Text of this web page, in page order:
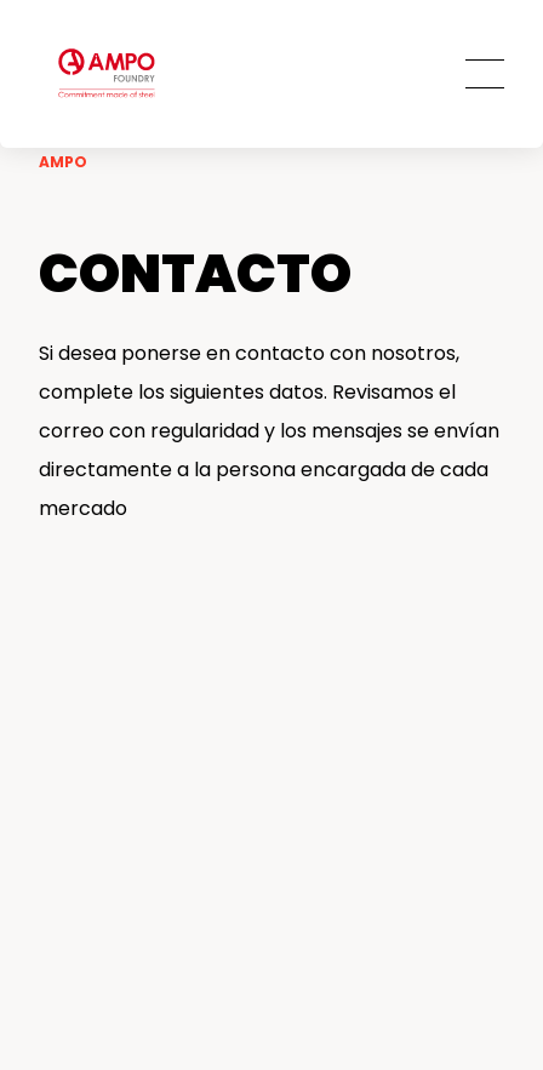
turbinas
Acerías / Rodillos para hornos de solera
Tratamiento térmico
Mecanizado
Certificados
SOSTENIBILIDAD
Comprometidos con los Objetivos de
Personas
Compromiso social
PRO
AMPO
CONTACTO
Si desea ponerse en contacto con nosotros,
complete los siguientes datos. Revisamos el
correo con regularidad y los mensajes se envían
directamente a la persona encargada de cada
mercado